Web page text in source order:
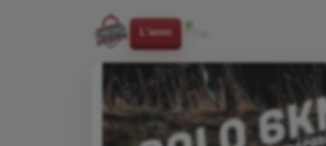
L'asso